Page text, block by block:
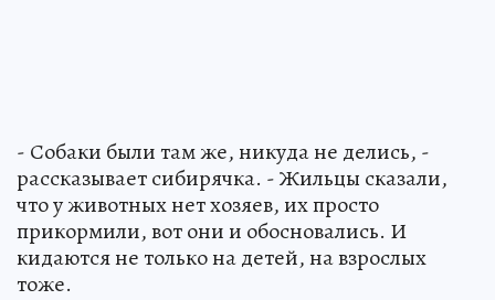
- Собаки были там же, никуда не делись, -
рассказывает сибирячка. - Жильцы сказали,
что у животных нет хозяев, их просто
прикормили, вот они и обосновались. И
кидаются не только на детей, на взрослых
тоже.